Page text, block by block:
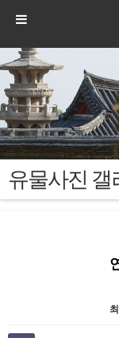
유물사진 갤